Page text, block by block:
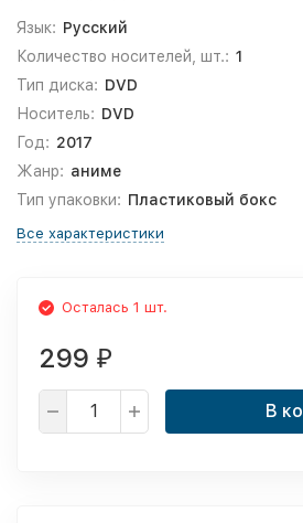
Язык: Русский
Количество носителей, шт.: 1
Тип диска: DVD
Носитель: DVD
Год: 2017
Жанр: аниме
Тип упаковки: Пластиковый бокс
Все характеристики
Осталась 1 шт.
299 ₽
В